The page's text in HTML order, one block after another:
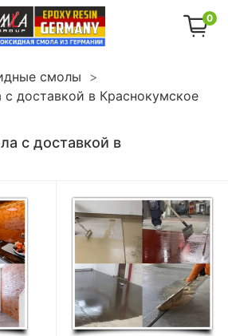
0
смолы
доставкой в Краснокумское
с доставкой в